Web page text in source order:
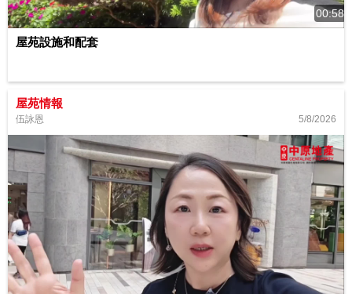
00:58
屋苑設施和配套
屋苑情報
伍詠恩 5/8/2026